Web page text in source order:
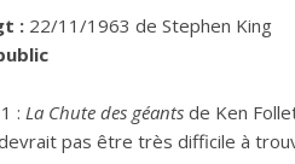
: 22/11/1963 de Stephen King
: La Chute des géants de Ken
pas être très difficile à